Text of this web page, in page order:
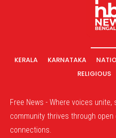
KERALA KARNATAKA
RELIGIOUS
Free News - Where voices
community thrives through open
connections.